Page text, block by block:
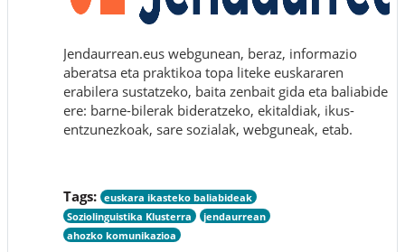
Jendaurrean.eus webgunean, beraz, informazio
aberatsa eta praktikoa topa liteke euskararen
erabilera sustatzeko, baita zenbait gida eta baliabide
ere: barne-bilerak bideratzeko, ekitaldiak, ikus-
entzunezkoak, sare sozialak, webguneak, etab.
Tags: euskara ikasteko baliabideak
Soziolinguistika Klusterra
jendaurrean
ahozko komunikazioa